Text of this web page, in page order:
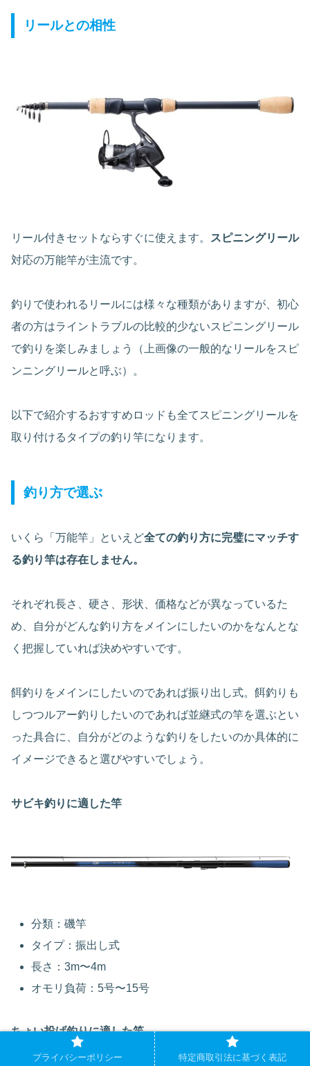
リールとの相性
リール付きセットならすぐに使えます。
スピニングリール
対応の万能竿が主流です。
釣りで使われるリールには様々な種類がありますが、初心
者の方はライントラブルの比較的少ないスピニングリール
で釣りを楽しみましょう（上画像の一般的なリールをスピ
ンニングリールと呼ぶ）。
以下で紹介するおすすめロッドも全てスピニングリールを
取り付けるタイプの釣り竿になります。
釣り方で選ぶ
いくら「万能竿」といえど全ての釣り方に完璧にマッチす
る釣り竿は存在しません。
それぞれ長さ、硬さ、形状、価格などが異なっているた
め、自分がどんな釣り方をメインにしたいのかをなんとな
く把握していれば決めやすいです。
餌釣りをメインにしたいのであれば振り出し式。餌釣りも
しつつルアー釣りしたいのであれば並継式の竿を選ぶとい
った具合に、自分がどのような釣りをしたいのか具体的に
イメージできると選びやすいでしょう。
サビキ釣りに適した竿
分類：磯竿
タイプ：振出し式
長さ：3m〜4m
オモリ負荷：5号〜15号
ちょい投げ釣りに適した竿
プライバシーポリシー 特定商取引法に基づく表記